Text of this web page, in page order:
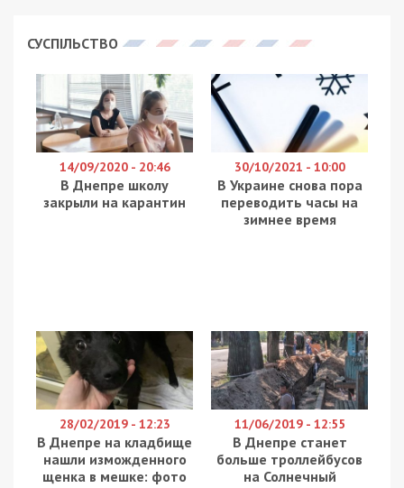
вынужден покинуть свои дома, помогают и
взрослые, и дети. Причем нередко к
волонтерской деятельности подключаются
целые коллективы. Детско-юношеский центр
«Штурм» – один из них.
Помогают тем, кто бежал от войны
В настоящее время «Штурм» – одно из
крупнейших учреждений внешкольного
подразделений в четырех районах города
охватывают 3 тысяч ребят. Они с удовольствием
посещают кружки, в которых проходят занятия
по современной хореографии, единоборствам,
воздушной гимнастике, акробатике, фитнесу,
стрельбе из лука, скалолазанию, рисованию.
Большое внимание уделяется национально-
патриотическому воспитанию. В мирное время